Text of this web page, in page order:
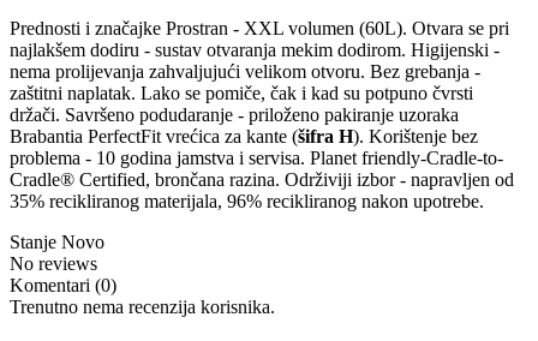
Prednosti i značajke Prostran - XXL volumen (60L). Otvara se pri
najlakšem dodiru - sustav otvaranja mekim dodirom. Higijenski -
nema prolijevanja zahvaljujući velikom otvoru. Bez grebanja -
zaštitni naplatak. Lako se pomiče, čak i kad su potpuno čvrsti
držači. Savršeno podudaranje - priloženo pakiranje uzoraka
Brabantia PerfectFit vrećica za kante (šifra H). Korištenje bez
problema - 10 godina jamstva i servisa. Planet friendly-Cradle-to-
Cradle® Certified, brončana razina. Održiviji izbor - napravljen od
35% recikliranog materijala, 96% recikliranog nakon upotrebe.
Stanje Novo
No reviews
Komentari (0)
Trenutno nema recenzija korisnika.